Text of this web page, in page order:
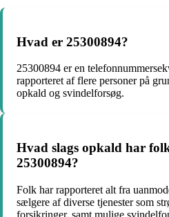
Hvad er 25300894?
25300894 er en
rapporteret af flere personer på
opkald og svindelforsøg.
Hvad slags opkald har
25300894?
Folk har rapporteret alt fra
sælgere af diverse tjenester som
forsikringer, samt mulige